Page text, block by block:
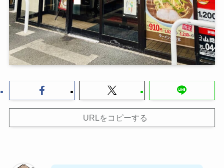
URLをコピーする